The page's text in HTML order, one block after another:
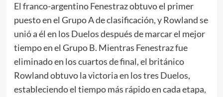
El franco-argentino Fenestraz obtuvo el primer
puesto en el Grupo A de clasificación, y Rowland se
unió a él en los Duelos después de marcar el mejor
tiempo en el Grupo B. Mientras Fenestraz fue
eliminado en los cuartos de final, el británico
Rowland obtuvo la victoria en los tres Duelos,
estableciendo el tiempo más rápido en cada etapa,